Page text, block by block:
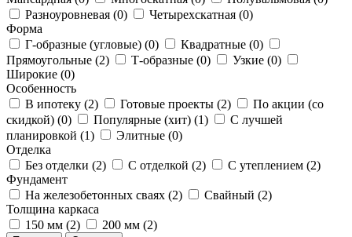
Разноуровневая (0) Четырехскатная (0)
Форма
Г-образные (угловые) (0) Квадратные (0)
Прямоугольные (2) Т-образные (0) Узкие (0)
Широкие (0)
Особенность
В ипотеку (2) Готовые проекты (2)
По акции (со
скидкой) (0) Популярные (хит) (1)
С лучшей
планировкой (1) Элитные (0)
Отделка
Без отделки (2) С отделкой (2) С утеплением (2)
Фундамент
На железобетонных сваях (2) Свайный (2)
Толщина каркаса
150 мм (2) 200 мм (2)